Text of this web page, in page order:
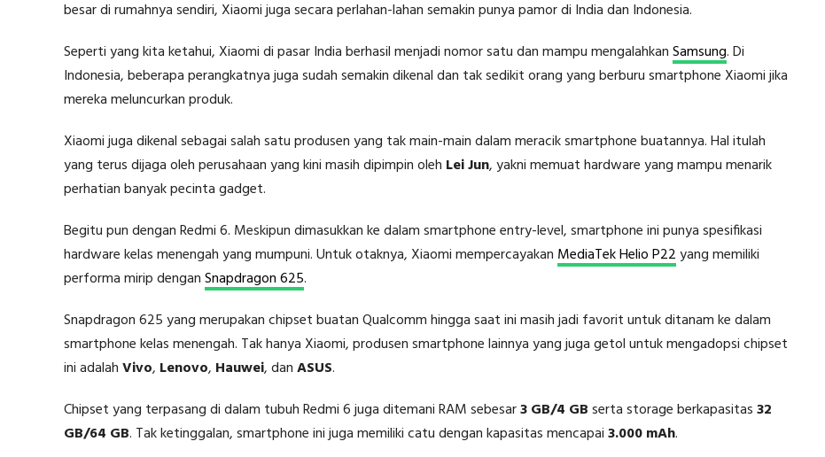
besar di rumahnya sendiri, Xiaomi juga secara perlahan-lahan semakin punya pamor di India dan Indonesia.
Seperti yang kita ketahui, Xiaomi di pasar India berhasil menjadi nomor satu dan mampu mengalahkanSamsung. Di
Indonesia, beberapa perangkatnya juga sudah semakin dikenal dan tak sedikit orang yang berburu smartphone Xiaomi jika
mereka meluncurkan produk.
Xiaomi juga dikenal sebagai salah satu produsen yang tak main-main dalam meracik smartphone buatannya. Hal itulah
yang terus dijaga oleh perusahaan yang kini masih dipimpin oleh Lei Jun, yakni memuat hardware yang mampu menarik
perhatian banyak pecinta gadget.
Begitu pun dengan Redmi 6. Meskipun dimasukkan ke dalam smartphone entry-level, smartphone ini punya spesifikasi
hardware kelas menengah yang mumpuni. Untuk otaknya, Xiaomi mempercayakan MediaTek Helio P22yang memiliki
performa mirip denganSnapdragon 625.
Snapdragon 625 yang merupakan chipset buatan Qualcomm hingga saat ini masih jadi favorit untuk ditanam ke dalam
smartphone kelas menengah. Tak hanya Xiaomi, produsen smartphone lainnya yang juga getol untuk mengadopsi chipset
ini adalahVivo, Lenovo, Hauwei, danASUS.
Chipset yang terpasang di dalam tubuh Redmi 6 juga ditemani RAM sebesar3 GB/4 GBserta storage berkapasitas32
GB/64 GB. Tak ketinggalan, smartphone ini juga memiliki catu dengan kapasitas mencapai3.000 mAh.